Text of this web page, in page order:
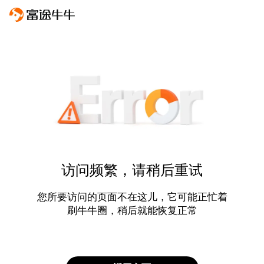
访问频繁，请稍后重试
您所要访问的页面不在这儿，它可能正忙着
刷牛牛圈，稍后就能恢复正常